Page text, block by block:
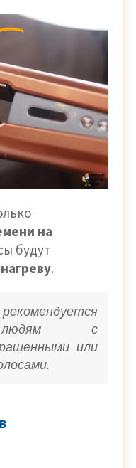
на
будут
.
людям с
или